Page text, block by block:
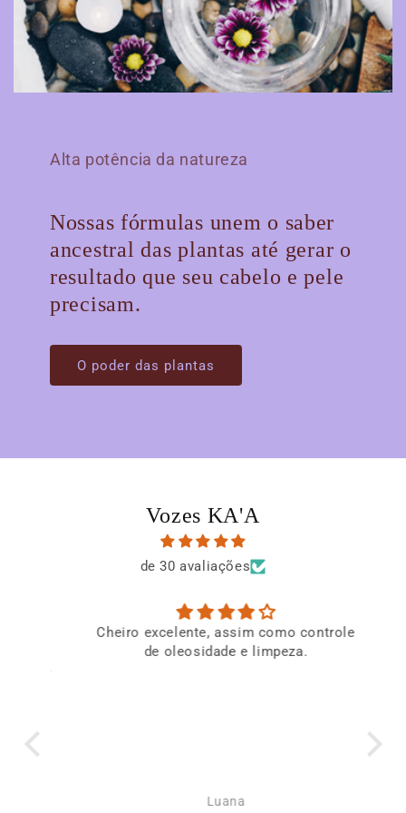
Alta potência da natureza
Nossas fórmulas unem o saber
ancestral das plantas até gerar o
resultado que seu cabelo e pele
precisam.
O poder das plantas
Vozes KA'A
de 30 avaliações
Cheiro excelente, assim como controle
de oleosidade e limpeza.
Luana